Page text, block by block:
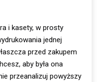
i kasety, w prosty
jednej
przed zakupem
aby była ona
przeanalizuj powyższy